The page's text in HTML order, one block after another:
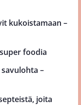
kukoistamaan –
foodia
–
joita